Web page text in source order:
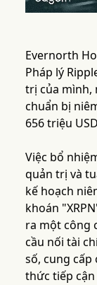
Evernorth
Pháp lý
trị của mình,
chuẩn bị
656 triệu
Việc bổ
quản trị và
kế hoạch
khoán
ra một công
cầu nối tài
số, cung
thức tiếp cận